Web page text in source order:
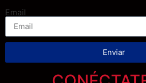
Email
Enviar